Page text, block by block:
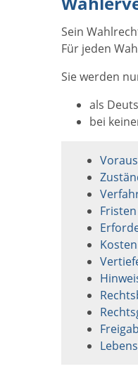
Sein
Für jeden
Sie werden
als
bei
Fristen
Kosten